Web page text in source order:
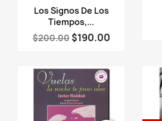
Vista rápida
Los Signos De Los
Tiempos,...
$200.00 $190.00